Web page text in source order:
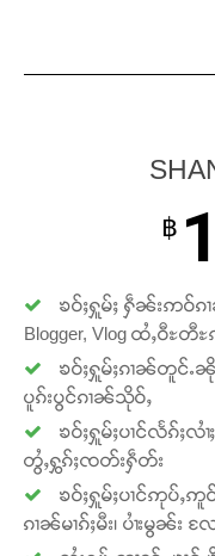
တႃႇႁႂ်ႈသဵင်ၵၢင်ၸႂ်
တ်ႇ တူဝ်ႈလုမ်ႈၾ
ဝ်ႇၽူႈ
฿
ၶဝ်ႈႁူမ်ႈ ႁဵၼ်းဢဝ်ၵၢ
Blogger, Vlog ထႆႇဝီ
ၶဝ်ႈႁူမ်ႈၵၢၼ်တူင်ႉ
ပူၵ်းပွင်ၵၢၼ်သိုဝ်ႇ
ၶဝ်ႈႁူမ်ႈပၢင်လႅၵ်ႈလ
တွႆႇႁွၵ်ႈၸတ်းႁဵတ်း
ၶဝ်ႈႁူမ်ႈပၢင်ဢုပ်ႇဢူ
ၵၢၼ်မၢၵ်ႈမီး၊ ပၢႆးမွၼ်း